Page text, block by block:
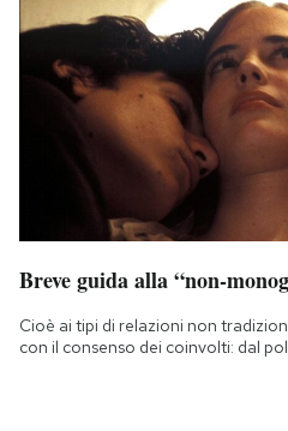
Breve guida alla “non-
Cioè ai tipi di relazioni non
con il consenso dei coinvolti: dal